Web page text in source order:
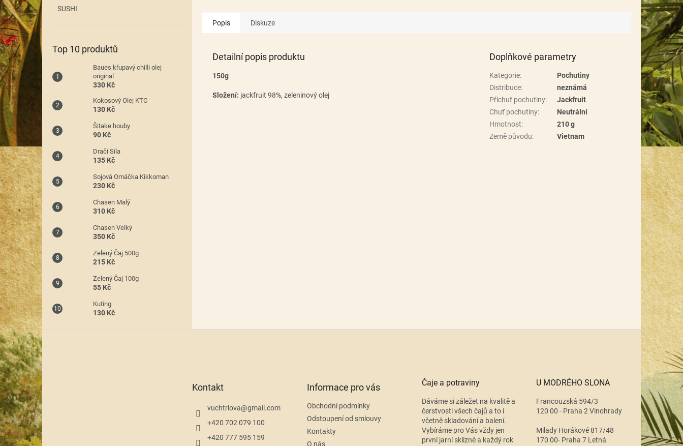
SUSHI
Top 10 produktů
Baues křupavý chilli olej
original
330 Kč
Kokosový Olej KTC
130 Kč
Šitake houby
90 Kč
Dračí Síla
135 Kč
Sojová Omáčka Kikkoman
230 Kč
Chasen Malý
310 Kč
Chasen Velký
350 Kč
Zelený Čaj 500g
215 Kč
Zelený Čaj 100g
55 Kč
Kuting
130 Kč
Popis Diskuze
Detailní popis produktu
150g
Složení: jackfruit 98%, zeleninový olej
Doplňkové parametry
Kategorie:
Pochutiny
Distribuce:
neznámá
Příchuť pochutiny:
Jackfruit
Chuť pochutiny:
Neutrální
Hmotnost:
210 g
Země původu: Vietnam
Z
á
p
a
t
í
Kontakt
vuchtrlova@gmail.com
+420 702 079 100
+420 777 595 159
Informace pro vás
Obchodní podmínky
Odstoupení od smlouvy
Kontakty
O nás
Čaje a potraviny
Dáváme si záležet na kvalitě a
čerstvosti všech čajů a to i
včetně skladování a balení.
Vybíráme pro Vás vždy jen
první jarní sklizně a každý rok
U MODRÉHO SLONA
Francouzská 594/3
120 00 - Praha 2 Vinohrady
Milady Horákové 817/48
170 00- Praha 7 Letná